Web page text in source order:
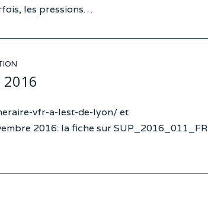
les pressions…
2016
vfr-a-lest-de-lyon/ et
2016: la fiche sur SUP_2016_011_FR